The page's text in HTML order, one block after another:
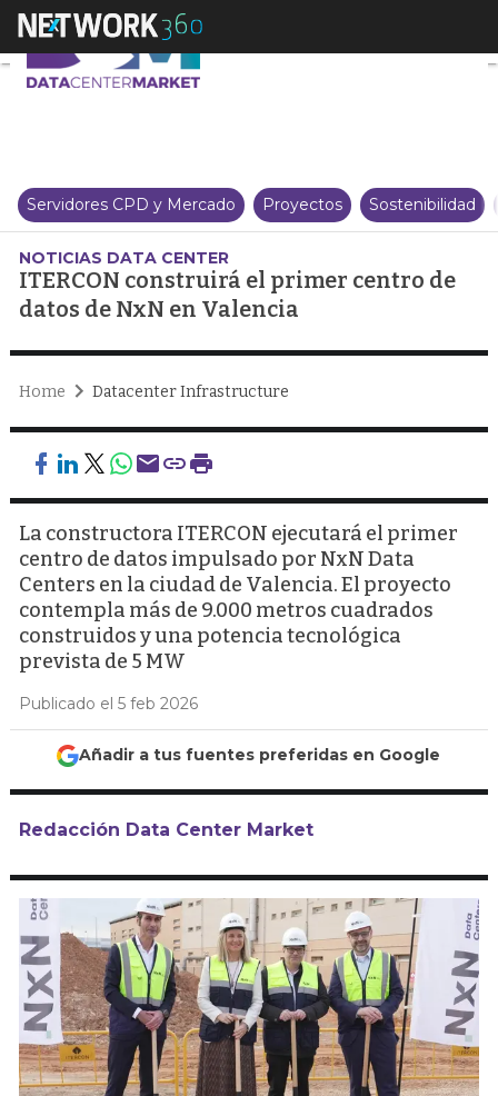
ITERCON construirá el primer
Servidores CPD y Mercado Proyectos Sostenibilidad
NOTICIAS DATA CENTER
ITERCON construirá el primer centro de
datos de NxN en Valencia
Home Datacenter Infrastructure
La constructora ITERCON ejecutará el primer
centro de datos impulsado por NxN Data
Centers en la ciudad de Valencia. El proyecto
contempla más de 9.000 metros cuadrados
construidos y una potencia tecnológica
prevista de 5 MW
Publicado el 5 feb 2026
Añadir a tus fuentes preferidas en Google
Redacción Data Center Market